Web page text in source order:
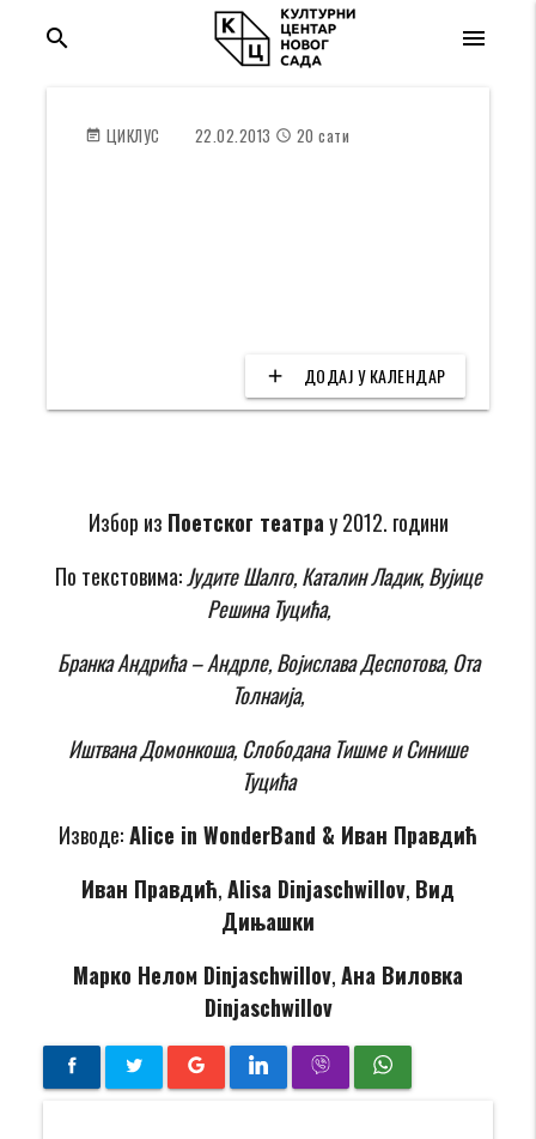
menu
search
event_note ЦИКЛУС 22.02.2013 access_time 20 сати
add ДОДАЈ У КАЛЕНДАР
Избор из Поетског театрау 2012. години
По текстовима:Јудите Шалго, Каталин Ладик, Вујице
Решина Туцића,
Бранка Андрића – Андрле, Војислава Деспотова, Ота
Толнаија,
Иштвана Домонкоша, Слободана Тишме и Синише
Туцића
Изводе:Alice in WonderBand & Иван Правдић
Иван Правдић,Alisa Dinjaschwillov, Вид
Дињашки
Марко Нелом Dinjaschwillov,Ана Виловка
Dinjaschwillov